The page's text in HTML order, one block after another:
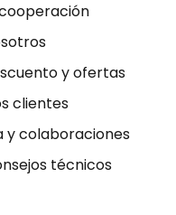
y ofertas
clientes
y colaboraciones
técnicos